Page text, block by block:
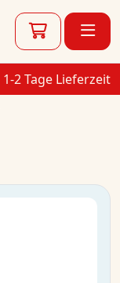
1-2 Tage Lieferzeit